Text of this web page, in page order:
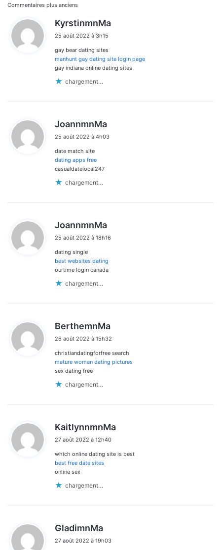
Navigation
dans
les
commentaires
Commentaires plus anciens
KyrstinmnMa
:
25 août 2022 à 3h15
gay bear dating sites
manhunt gay dating site login page
gay indiana online dating sites
chargement…
JoannmnMa
t
25 août 2022 à 4h03
date match site
dating apps free
casualdatelocal247
chargement…
JoannmnMa
t
:
25 août 2022 à 18h16
dating single
best websites dating
ourtime login canada
chargement…
BerthemnMa
t
26 août 2022 à 15h32
christiandatingforfree search
mature woman dating pictures
sex dating free
chargement…
KaitlynnmnMa
27 août 2022 à 12h40
which online dating site is best
best free date sites
online sex
chargement…
GladimnMa
t
27 août 2022 à 19h03